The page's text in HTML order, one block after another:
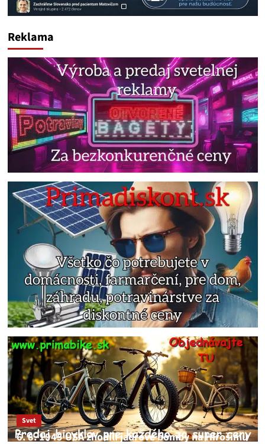
Reklama
Svet
6. 8. 1945 USA zhodili jadrové bomby na Hirošimu